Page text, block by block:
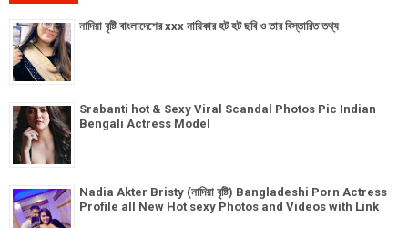
নাদিয়া বৃষ্টি বাংলাদেশের xxx নায়িকার হট হট ছবি ও তার বিস্তারিত তথ্য
Srabanti hot & Sexy Viral Scandal Photos Pic Indian
Bengali Actress Model
Nadia Akter Bristy (নাদিয়া বৃষ্টি) Bangladeshi Porn Actress
Profile all New Hot sexy Photos and Videos with Link